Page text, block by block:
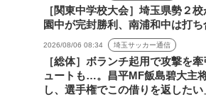
［関東中学校大会］埼玉県勢２
園中が完封勝利、南浦和中は打
2026/08/06 08:34 埼玉サッカー通信
［総体］ボランチ起用で攻撃を
ュートも…。昌平MF飯島碧大主
し、選手権でこの借りを返したい